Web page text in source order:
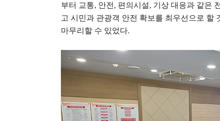
부터 교통, 안전 , 편의시설, 기상 대응과 같은
고 시민과 관광객 안전 확보를 최우선으로 할
마무리할 수 있었다.